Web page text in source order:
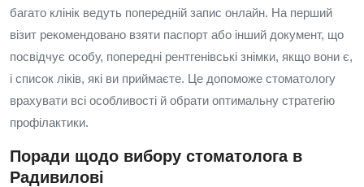
багато клінік ведуть попередній запис онлайн. На перший
візит рекомендовано взяти паспорт або інший документ, що
посвідчує особу, попередні рентгенівські знімки, якщо вони є,
і список ліків, які ви приймаєте. Це допоможе стоматологу
врахувати всі особливості й обрати оптимальну стратегію
профілактики.
Поради щодо вибору стоматолога в
Радивилові